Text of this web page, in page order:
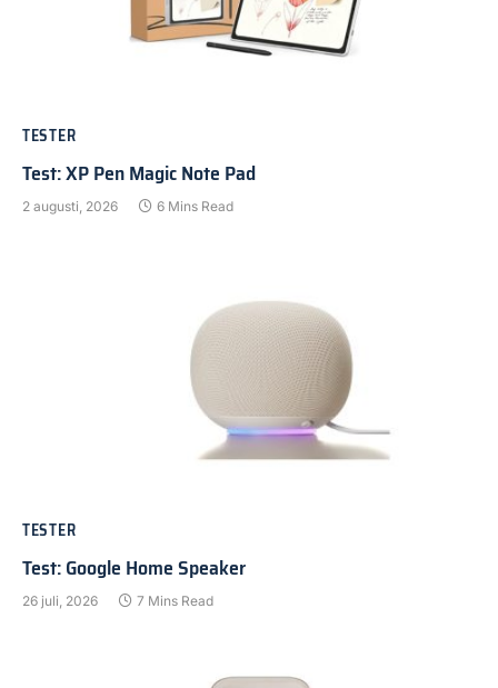
TESTER
Test: XP Pen Magic Note Pad
2 augusti, 2026 6 Mins Read
TESTER
Test: Google Home Speaker
26 juli, 2026 7 Mins Read